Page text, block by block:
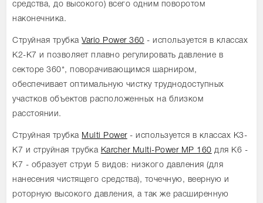
средства, до высокого) всего одним поворотом
наконечника.
Струйная трубкаVario Power 360 - используется в классах
К2-К7 и позволяет плавно регулировать давление в
секторе 360*, поворачивающимся шарниром,
обеспечивает оптимальную чистку труднодоступных
участков объектов расположенных на близком
расстоянии.
Струйная трубка Multi Power- используется в классах К3-
К7 и струйная трубка Karcher Multi-Power MP 160 для K6 -
K7 - образует струи 5 видов: низкого давления (для
нанесения чистящего средства), точечную, веерную и
роторную высокого давления, а так же расширенную